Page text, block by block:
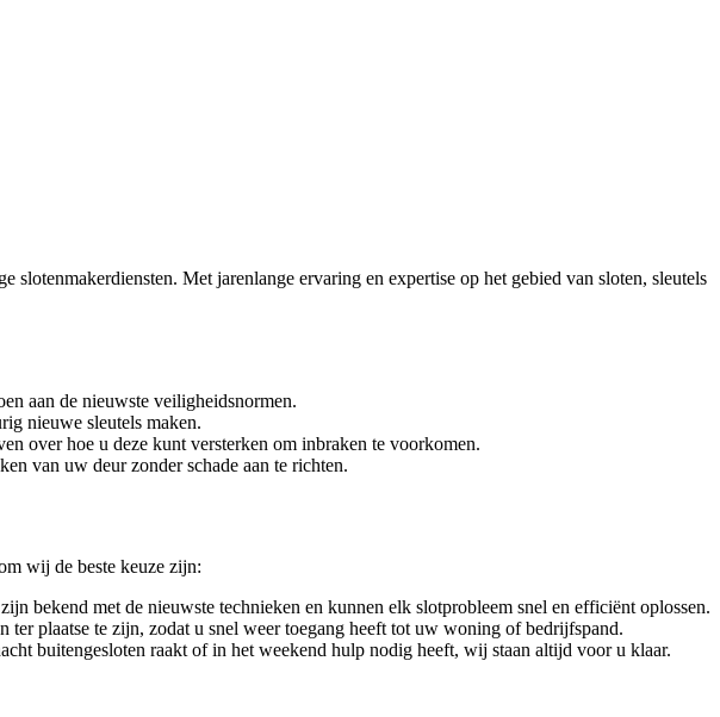
Met jarenlange ervaring en expertise op het gebied van sloten, sleutels
aan de nieuwste veiligheidsnormen.
nieuwe sleutels maken.
over hoe u deze kunt versterken om inbraken te voorkomen.
van uw deur zonder schade aan te richten.
wij de beste keuze zijn:
bekend met de nieuwste technieken en kunnen elk slotprobleem snel en efficiënt oplossen.
plaatse te zijn, zodat u snel weer toegang heeft tot uw woning of bedrijfspand.
buitengesloten raakt of in het weekend hulp nodig heeft, wij staan altijd voor u klaar.